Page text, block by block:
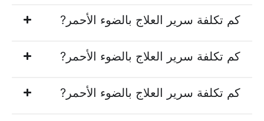
كم تكلفة سرير العلاج بالضوء الأحمر?
كم تكلفة سرير العلاج بالضوء الأحمر?
كم تكلفة سرير العلاج بالضوء الأحمر?